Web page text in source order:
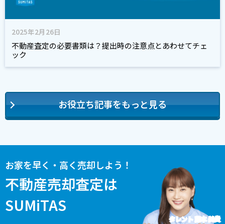
2025年2月26日
不動産査定の必要書類は？提出時の注意点とあわせてチェ
ック
お役立ち記事をもっと見る
お家を早く・高く売却しよう！
不動産売却査定は
SUMiTAS
タレント 藤本 美貴